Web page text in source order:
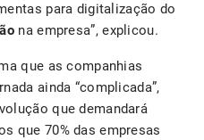
para digitalização do
na empresa”, explicou.
que as companhias
ainda “complicada”,
que demandará
que 70% das empresas